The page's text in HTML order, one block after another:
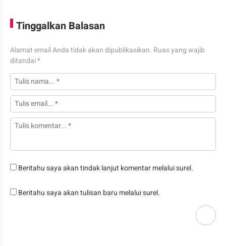
Tinggalkan Balasan
Alamat email Anda tidak akan dipublikasikan. Ruas yang wajib
ditandai*
Beritahu saya akan tindak lanjut komentar melalui surel.
Beritahu saya akan tulisan baru melalui surel.